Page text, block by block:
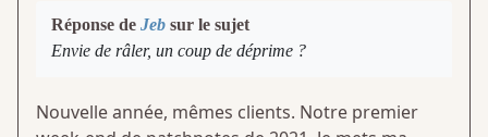
Réponse de Jeb sur le sujet
Envie de râler, un coup de déprime ?
Nouvelle année, mêmes clients. Notre premier